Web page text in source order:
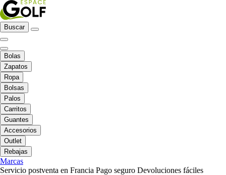
Buscar
Bolas
Zapatos
Ropa
Bolsas
Palos
Carritos
Guantes
Accesorios
Outlet
Rebajas
Marcas
Servicio postventa en Francia Pago seguro Devoluciones fáciles